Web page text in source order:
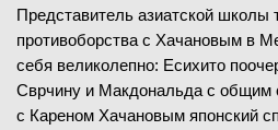
Представитель азиатской школы
противоборства с Хачановым в
себя великолепно: Есихито
Сврчину и Макдональда с общим
с Кареном Хачановым японский